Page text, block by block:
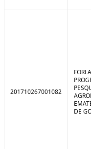
201710267001082
DE